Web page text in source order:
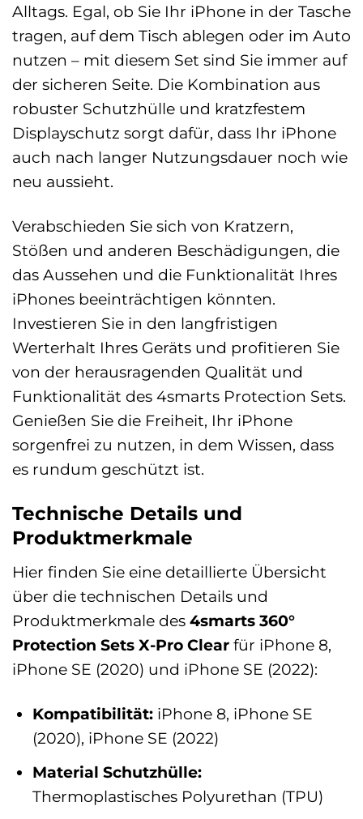
Alltags. Egal, ob Sie Ihr iPhone in der Tasche
tragen, auf dem Tisch ablegen oder im Auto
nutzen – mit diesem Set sind Sie immer auf
der sicheren Seite. Die Kombination aus
robuster Schutzhülle und kratzfestem
Displayschutz sorgt dafür, dass Ihr iPhone
auch nach langer Nutzungsdauer noch wie
neu aussieht.
Verabschieden Sie sich von Kratzern,
Stößen und anderen Beschädigungen, die
das Aussehen und die Funktionalität Ihres
iPhones beeinträchtigen könnten.
Investieren Sie in den langfristigen
Werterhalt Ihres Geräts und profitieren Sie
von der herausragenden Qualität und
Funktionalität des 4smarts Protection Sets.
Genießen Sie die Freiheit, Ihr iPhone
sorgenfrei zu nutzen, in dem Wissen, dass
es rundum geschützt ist.
Technische Details und
Produktmerkmale
Hier finden Sie eine detaillierte Übersicht
über die technischen Details und
Produktmerkmale des 4smarts 360°
Protection Sets X-Pro Clear für iPhone 8,
iPhone SE (2020) und iPhone SE (2022):
Kompatibilität: iPhone 8, iPhone SE
(2020), iPhone SE (2022)
Material Schutzhülle:
Thermoplastisches Polyurethan (TPU)